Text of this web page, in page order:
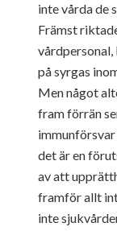
inte vårda de
Främst
på syrgas
Men något
fram förrän
det är en
av att
framför allt
inte